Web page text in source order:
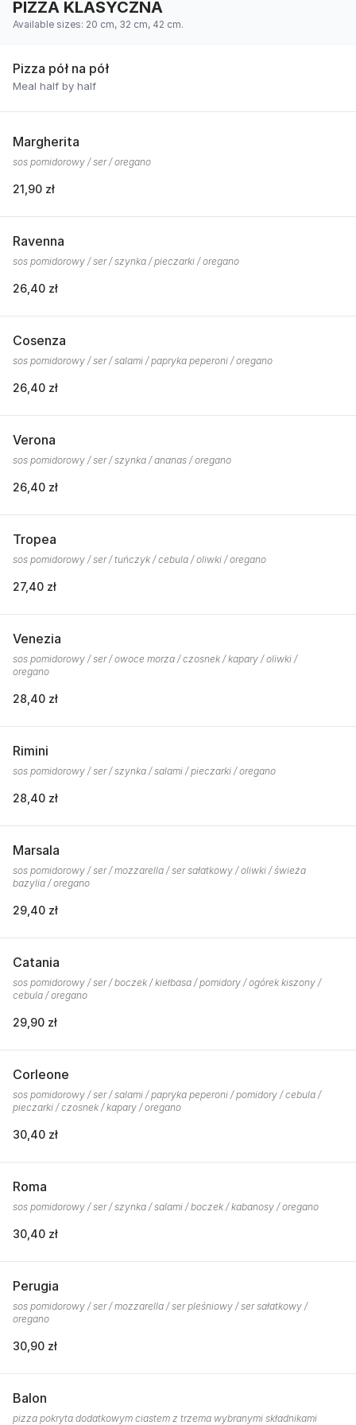
PIZZA KLASYCZNA
Available sizes: 20 cm, 32 cm, 42 cm.
Pizza pół na pół
Meal half by half
Margherita
sos pomidorowy / ser / oregano
21,90 zł
Ravenna
sos pomidorowy / ser / szynka / pieczarki / oregano
26,40 zł
Cosenza
sos pomidorowy / ser / salami / papryka peperoni / oregano
26,40 zł
Verona
sos pomidorowy / ser / szynka / ananas / oregano
26,40 zł
Tropea
sos pomidorowy / ser / tuńczyk / cebula / oliwki / oregano
27,40 zł
Venezia
sos pomidorowy / ser / owoce morza / czosnek / kapary / oliwki /
oregano
28,40 zł
Rimini
sos pomidorowy / ser / szynka / salami / pieczarki / oregano
28,40 zł
Marsala
sos pomidorowy / ser / mozzarella / ser sałatkowy / oliwki / świeża
bazylia / oregano
29,40 zł
Catania
sos pomidorowy / ser / boczek / kiełbasa / pomidory / ogórek kiszony /
cebula / oregano
29,90 zł
Corleone
sos pomidorowy / ser / salami / papryka peperoni / pomidory / cebula /
pieczarki / czosnek / kapary / oregano
30,40 zł
Roma
sos pomidorowy / ser / szynka / salami / boczek / kabanosy / oregano
30,40 zł
Perugia
sos pomidorowy / ser / mozzarella / ser pleśniowy / ser sałatkowy /
oregano
30,90 zł
Balon
pizza pokryta dodatkowym ciastem z trzema wybranymi składnikami